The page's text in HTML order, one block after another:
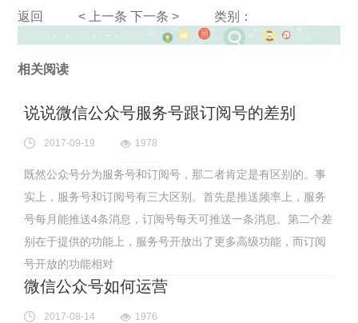
返回 < 上一条 下一条 > 类别：
相关阅读
说说微信公众号服务号跟订阅号的差别
2017-09-19 1978
既然公众号分为服务号和订阅号，那二者肯定是有区别的。事
实上，服务号和订阅号有三大区别。首先是推送频率上，服务
号每月能推送4条消息，订阅号每天可推送一条消息。第二个差
别在于提供的功能上，服务号开放出了更多高级功能，而订阅
号开放的功能相对
微信公众号如何运营
2017-08-14 1976